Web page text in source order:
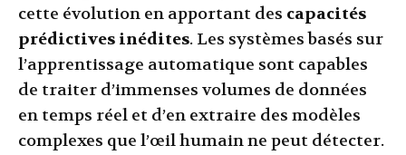
cette évolution en apportant des capacités
prédictives inédites. Les systèmes basés sur
l’apprentissage automatique sont capables
de traiter d’immenses volumes de données
en temps réel et d’en extraire des modèles
complexes que l’œil humain ne peut détecter.